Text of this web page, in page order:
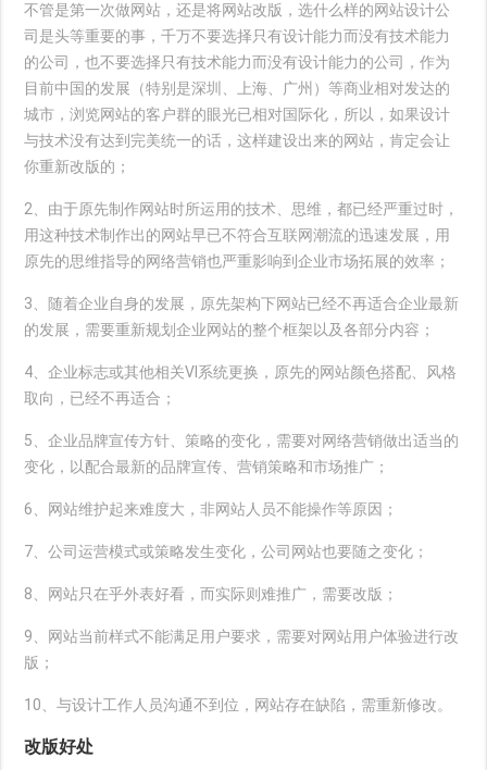
不管是第一次做网站，还是将网站改版，选什么样的网站设计公
司是头等重要的事，千万不要选择只有设计能力而没有技术能力
的公司，也不要选择只有技术能力而没有设计能力的公司，作为
目前中国的发展（特别是深圳、上海、广州）等商业相对发达的
城市，浏览网站的客户群的眼光已相对国际化，所以，如果设计
与技术没有达到完美统一的话，这样建设出来的网站，肯定会让
你重新改版的；
2、由于原先制作网站时所运用的技术、思维，都已经严重过时，
用这种技术制作出的网站早已不符合互联网潮流的迅速发展，用
原先的思维指导的网络营销也严重影响到企业市场拓展的效率；
3、随着企业自身的发展，原先架构下网站已经不再适合企业最新
的发展，需要重新规划企业网站的整个框架以及各部分内容；
4、企业标志或其他相关VI系统更换，原先的网站颜色搭配、风格
取向，已经不再适合；
5、企业品牌宣传方针、策略的变化，需要对网络营销做出适当的
变化，以配合最新的品牌宣传、营销策略和市场推广；
6、网站维护起来难度大，非网站人员不能操作等原因；
7、公司运营模式或策略发生变化，公司网站也要随之变化；
8、网站只在乎外表好看，而实际则难推广，需要改版；
9、网站当前样式不能满足用户要求，需要对网站用户体验进行改
版；
10、与设计工作人员沟通不到位，网站存在缺陷，需重新修改。
改版好处